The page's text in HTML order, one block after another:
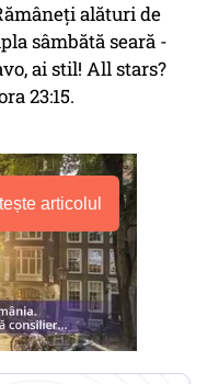
alături de
sâmbătă seară -
ai stil! All stars?
23:15.
articolul